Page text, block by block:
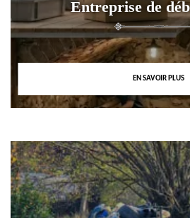
Entreprise de
EN SAVOIR PLUS